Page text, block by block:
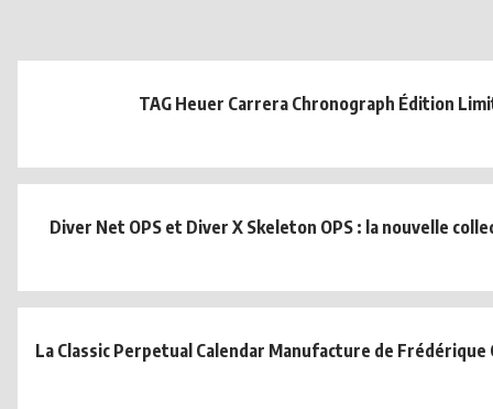
TAG Heuer Carrera Chronograph Édition
Diver Net OPS et Diver X Skeleton OPS : la nouvelle
La Classic Perpetual Calendar Manufacture de